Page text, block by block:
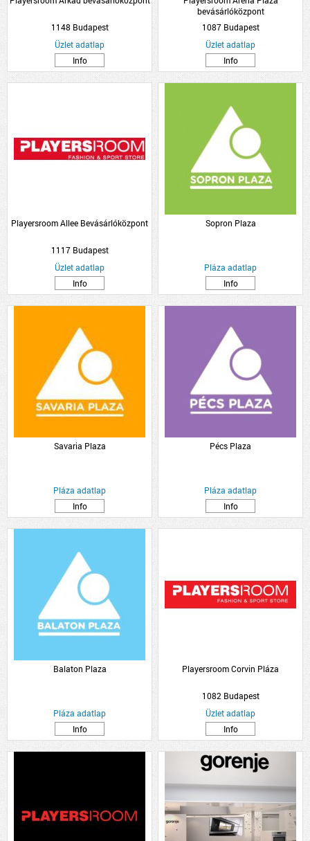
1148 Budapest
Üzlet adatlap
Info
bevásárlóközpont
1087 Budapest
Üzlet adatlap
Info
Playersroom Allee Bevásárlóközpont
1117 Budapest
Üzlet adatlap
Info
Sopron Plaza
Pláza adatlap
Info
Savaria Plaza
Pláza adatlap
Info
Pécs Plaza
Pláza adatlap
Info
Balaton Plaza
Pláza adatlap
Info
Playersroom Corvin Pláza
1082 Budapest
Üzlet adatlap
Info